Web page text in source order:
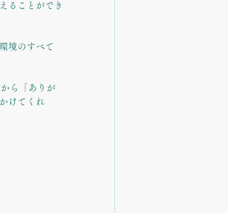
ることができ
境のすべて
ら「ありが
けてくれ